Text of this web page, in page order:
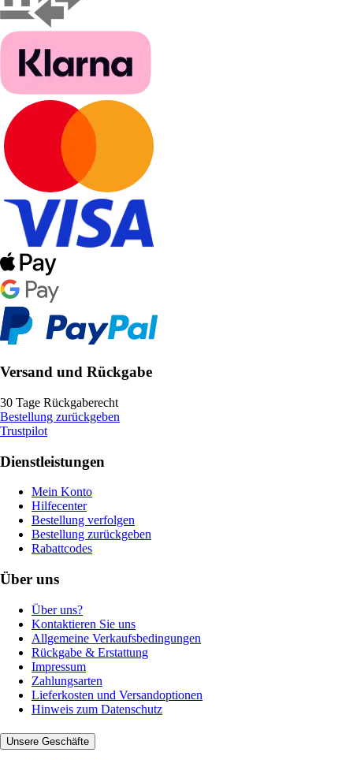
Versand und Rückgabe
30 Tage Rückgaberecht
Bestellung zurückgeben
Trustpilot
Dienstleistungen
Mein Konto
Hilfecenter
Bestellung verfolgen
Bestellung zurückgeben
Rabattcodes
Über uns
Über uns?
Kontaktieren Sie uns
Allgemeine Verkaufsbedingungen
Rückgabe & Erstattung
Impressum
Zahlungsarten
Lieferkosten und Versandoptionen
Hinweis zum Datenschutz
Unsere Geschäfte